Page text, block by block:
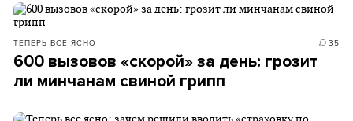
ТЕПЕРЬ ВСЕ ЯСНО 35
600 вызовов «скорой» за день: грозит
ли минчанам свиной грипп